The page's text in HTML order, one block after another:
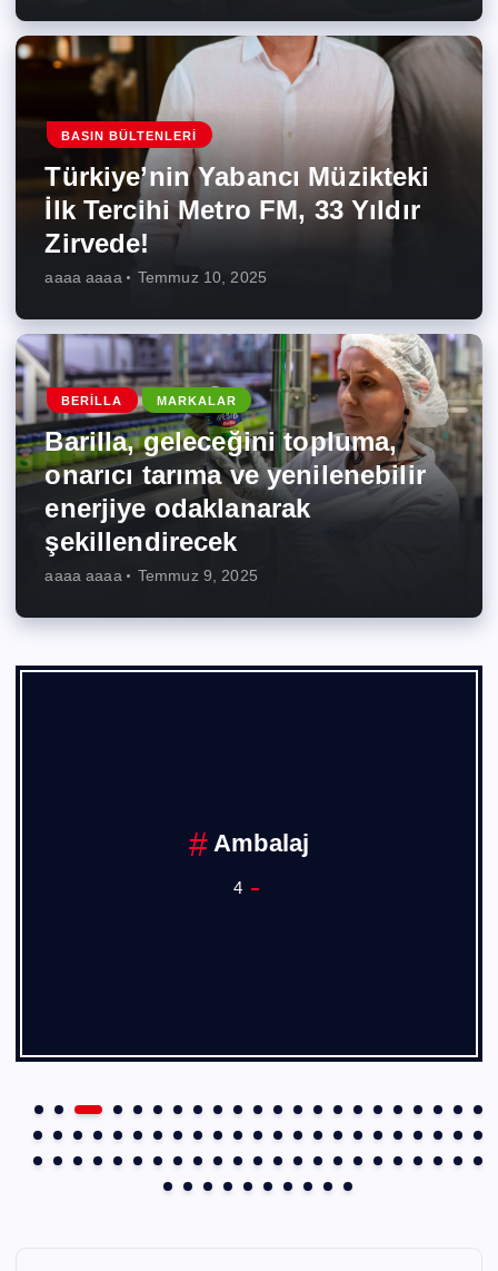
BASIN BÜLTENLERI
Türkiye’nin Yabancı Müzikteki
İlk Tercihi Metro FM, 33 Yıldır
Zirvede!
aaaa aaaa Temmuz 10, 2025
BERILLA MARKALAR
Barilla, geleceğini topluma,
onarıcı tarıma ve yenilenebilir
enerjiye odaklanarak
şekillendirecek
aaaa aaaa Temmuz 9, 2025
Ambalaj
4